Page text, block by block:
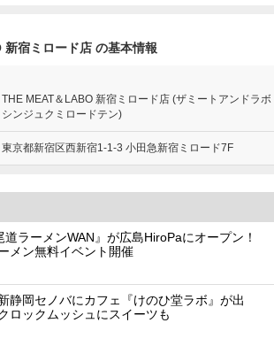
宿ミロード店 の基本情報
THE MEAT＆LABO 新宿ミロード店 (ザミートアンドラボ
シンジュクミロードテン)
東京都新宿区西新宿1-1-3 小田急新宿ミロード7F
ラーメンWAN』が広島HiroPaにオープン！
メン無料イベント開催
静岡セノバにカフェ『けのひ堂ラボ』が出
ロックムッシュにスイーツも